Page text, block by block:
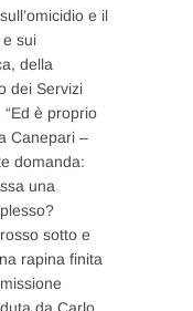
e il
sui
della
dei Servizi
è proprio
Canepari –
domanda:
una
sotto e
rapina finita